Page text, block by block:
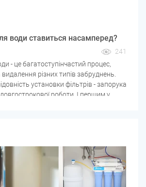
води ставиться насамперед?
241
- це багатоступінчастий процес,
різних типів забруднень.
установки фільтрів - запорука
довгострокової роботи. І першим у